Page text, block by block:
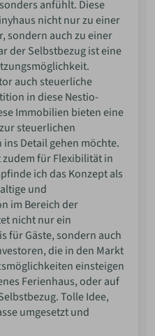
anfühlt. Diese
nicht nur zu einer
sondern auch zu einer
der Selbstbezug ist eine
auch steuerliche
in diese Nestio-
Immobilien bieten eine
steuerlichen
Detail gehen möchte.
für Flexibilität in
ich das Konzept als
und
im Bereich der
nicht nur ein
für Gäste, sondern auch
die in den Markt
einsteigen
Ferienhaus, oder auf
Tolle Idee,
umgesetzt und